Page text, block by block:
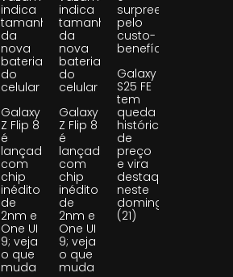
indica
tamanho
da
nova
bateria
do
celular
Galaxy
Z Flip 8
é
lançado
com
chip
inédito
de
2nm e
One UI
9; veja
o que
muda
indica
tamanho
da
nova
bateria
do
celular
Galaxy
Z Flip 8
é
lançado
com
chip
inédito
de
2nm e
One UI
9; veja
o que
muda
surpreende
pelo
custo-
benefício
Galaxy
S25 FE
tem
queda
histórica
de
preço
e vira
destaque
neste
domingo
(21)